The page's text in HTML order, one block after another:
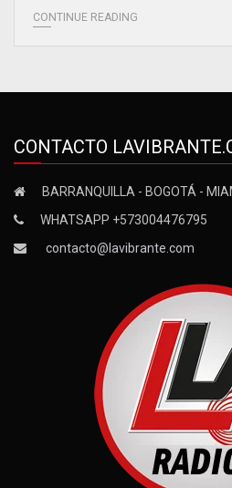
CONTINUE READING
CONTACTO
BARRANQUILLA - BOGOTÁ -
WHATSAPP +573004476795
contacto@lavibrante.com